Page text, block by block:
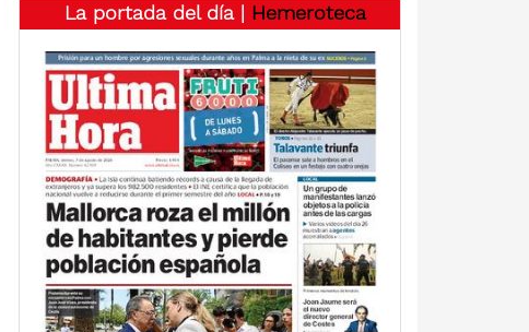
La portada del día | Hemeroteca